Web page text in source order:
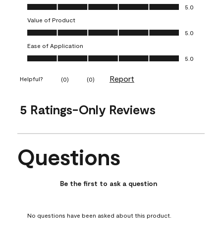
Quality of Product, 5.0 out of 5
5.0
Value of Product
Value of Product, 5.0 out of 5
5.0
Ease of Application
Ease of Application, 5.0 out of 5
5.0
Helpful? (0) (0) Report
5 Ratings-Only Reviews
No questions have been asked about this product.
Questions
Be the first to ask a question
No questions have been asked about this product.